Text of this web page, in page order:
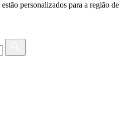
estão personalizados para a região de